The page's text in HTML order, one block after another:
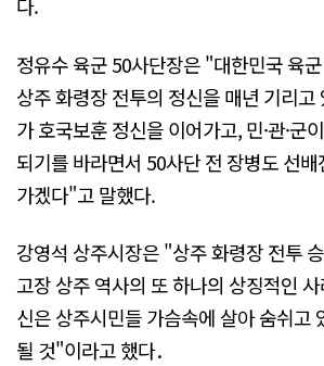
다.
정유수 육군 50사단장은 "대한민국 육
상주 화령장 전투의 정신을 매년 기리
가 호국보훈 정신을 이어가고, 민·관·군
되기를 바라면서 50사단 전 장병도 선
가겠다"고 말했다.
강영석 상주시장은 "상주 화령장 전투
고장 상주 역사의 또 하나의 상징적인
신은 상주시민들 가슴속에 살아 숨쉬고
될 것"이라고 했다．